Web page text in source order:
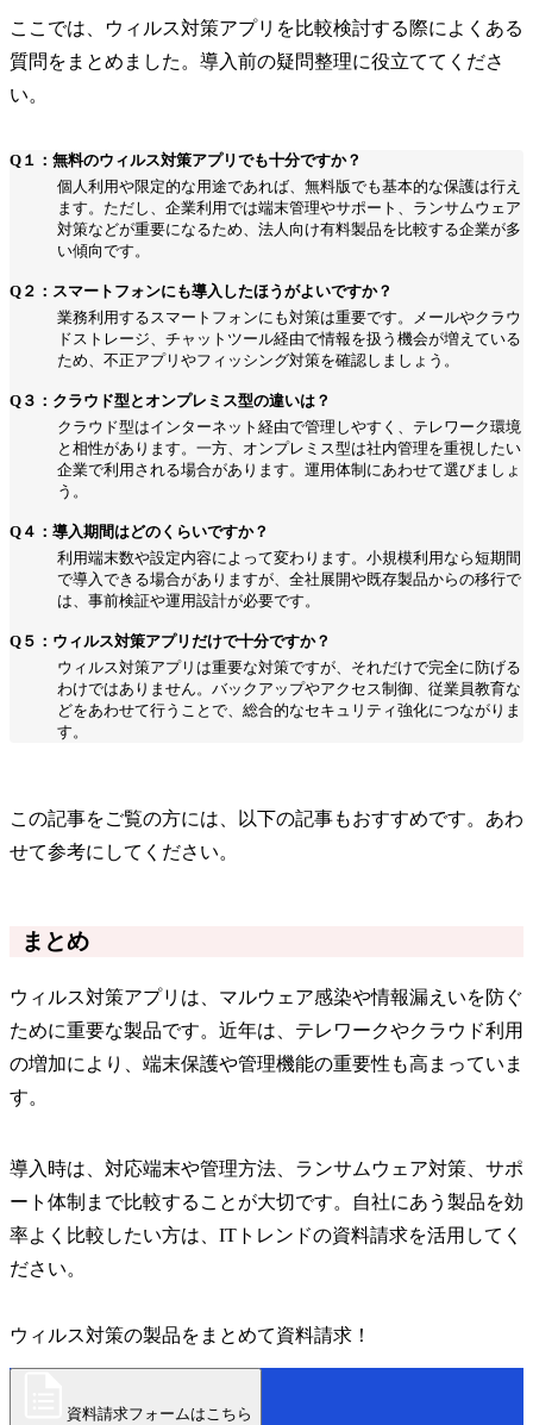
ここでは、ウィルス対策アプリを比較検討する際によくある
質問をまとめました。導入前の疑問整理に役立ててくださ
い。
Q１：無料のウィルス対策アプリでも十分ですか？
個人利用や限定的な用途であれば、無料版でも基本的な保護は行え
ます。ただし、企業利用では端末管理やサポート、ランサムウェア
対策などが重要になるため、法人向け有料製品を比較する企業が多
い傾向です。
Q２：スマートフォンにも導入したほうがよいですか？
業務利用するスマートフォンにも対策は重要です。メールやクラウ
ドストレージ、チャットツール経由で情報を扱う機会が増えている
ため、不正アプリやフィッシング対策を確認しましょう。
Q３：クラウド型とオンプレミス型の違いは？
クラウド型はインターネット経由で管理しやすく、テレワーク環境
と相性があります。一方、オンプレミス型は社内管理を重視したい
企業で利用される場合があります。運用体制にあわせて選びましょ
う。
Q４：導入期間はどのくらいですか？
利用端末数や設定内容によって変わります。小規模利用なら短期間
で導入できる場合がありますが、全社展開や既存製品からの移行で
は、事前検証や運用設計が必要です。
Q５：ウィルス対策アプリだけで十分ですか？
ウィルス対策アプリは重要な対策ですが、それだけで完全に防げる
わけではありません。バックアップやアクセス制御、従業員教育な
どをあわせて行うことで、総合的なセキュリティ強化につながりま
す。
この記事をご覧の方には、以下の記事もおすすめです。あわ
せて参考にしてください。
まとめ
ウィルス対策アプリは、マルウェア感染や情報漏えいを防ぐ
ために重要な製品です。近年は、テレワークやクラウド利用
の増加により、端末保護や管理機能の重要性も高まっていま
す。
導入時は、対応端末や管理方法、ランサムウェア対策、サポ
ート体制まで比較することが大切です。自社にあう製品を効
率よく比較したい方は、ITトレンドの資料請求を活用してく
ださい。
ウィルス対策の製品をまとめて資料請求！
資料請求フォームはこちら